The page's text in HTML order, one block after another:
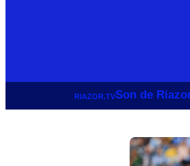
RIAZOR.TVSon de